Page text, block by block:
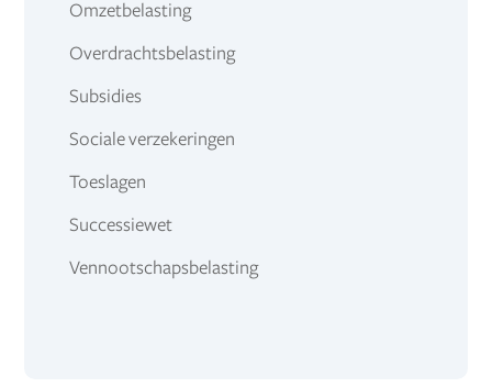
Omzetbelasting
Overdrachtsbelasting
Subsidies
Sociale verzekeringen
Toeslagen
Successiewet
Vennootschapsbelasting